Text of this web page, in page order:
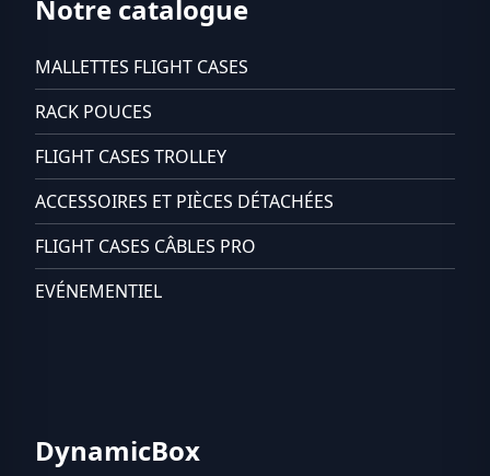
Notre catalogue
MALLETTES FLIGHT CASES
RACK POUCES
FLIGHT CASES TROLLEY
ACCESSOIRES ET PIÈCES DÉTACHÉES
FLIGHT CASES CÂBLES PRO
EVÉNEMENTIEL
DynamicBox